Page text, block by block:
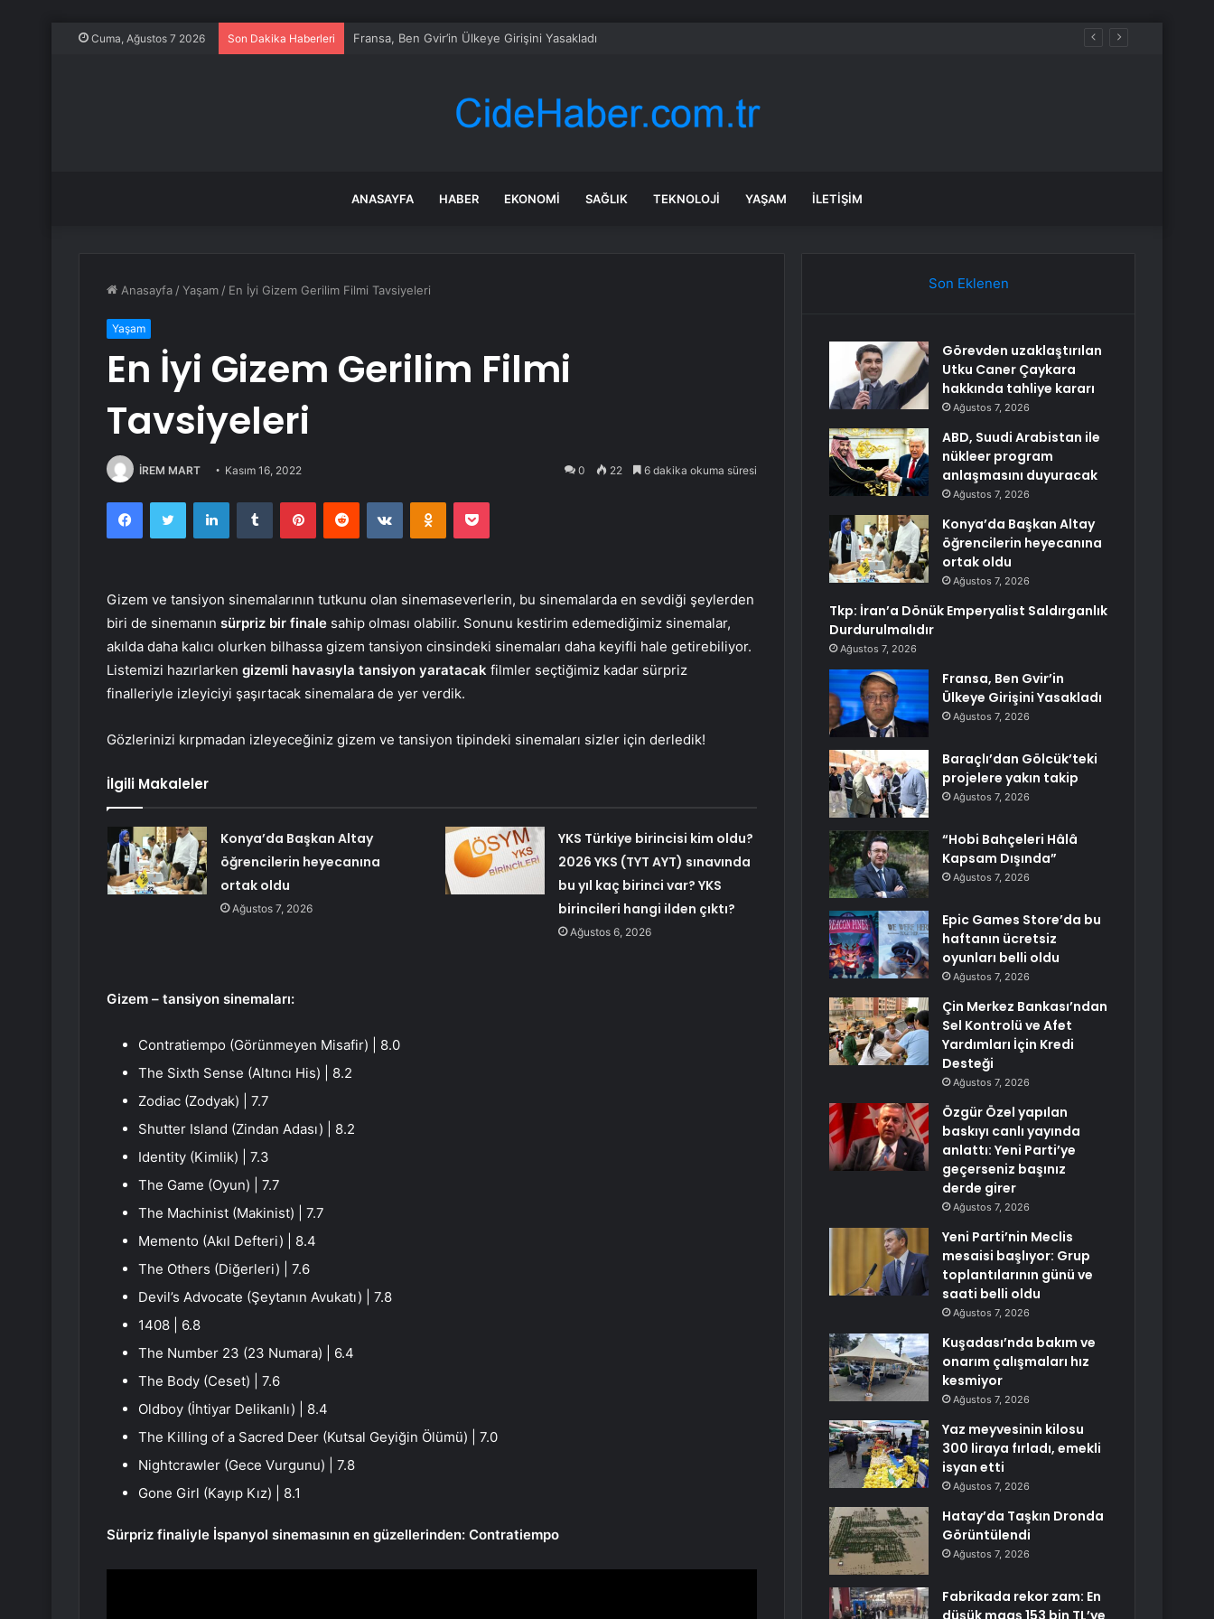
Cuma, Ağustos 7 2026 Son Dakika Haberleri Baraçlı’dan Gölcük’teki projelere yakın takip
ANASAYFA HABER EKONOMI SAĞLIK TEKNOLOJI YAŞAM İLETIŞIM
Anasayfa /Yaşam / En İyi Gizem Gerilim Filmi Tavsiyeleri
Yaşam
En İyi Gizem Gerilim Filmi
Tavsiyeleri
İREM MART Kasım 16, 2022 0 22 6 dakika okuma süresi
FacebookTwitter LinkedInTumblr PinterestReddit VKontakteOdnoklassniki
Pocket
Gizem ve tansiyon sinemalarının tutkunu olan sinemaseverlerin, bu sinemalarda en sevdiği şeylerden
biri de sinemanın sürpriz bir finale sahip olması olabilir. Sonunu kestirim edemediğimiz sinemalar,
akılda daha kalıcı olurken bilhassa gizem tansiyon cinsindeki sinemaları daha keyifli hale getirebiliyor.
Listemizi hazırlarken gizemli havasıyla tansiyon yaratacak filmler seçtiğimiz kadar sürpriz
finalleriyle izleyiciyi şaşırtacak sinemalara de yer verdik.
Gözlerinizi kırpmadan izleyeceğiniz gizem ve tansiyon tipindeki sinemaları sizler için derledik!
İlgili Makaleler
Konya’da Başkan Altay
öğrencilerin heyecanına
ortak oldu
Ağustos 7, 2026
YKS Türkiye birincisi kim oldu?
2026 YKS (TYT AYT) sınavında
bu yıl kaç birinci var? YKS
birincileri hangi ilden çıktı?
Ağustos 6, 2026
Gizem – tansiyon sinemaları:
Contratiempo (Görünmeyen Misafir) | 8.0
The Sixth Sense (Altıncı His) | 8.2
Zodiac (Zodyak) | 7.7
Shutter Island (Zindan Adası) | 8.2
Identity (Kimlik) | 7.3
The Game (Oyun) | 7.7
The Machinist (Makinist) | 7.7
Memento (Akıl Defteri) | 8.4
The Others (Diğerleri) | 7.6
Devil’s Advocate (Şeytanın Avukatı) | 7.8
1408 | 6.8
The Number 23 (23 Numara) | 6.4
The Body (Ceset) | 7.6
Oldboy (İhtiyar Delikanlı) | 8.4
The Killing of a Sacred Deer (Kutsal Geyiğin Ölümü) | 7.0
Nightcrawler (Gece Vurgunu) | 7.8
Gone Girl (Kayıp Kız) | 8.1
Sürpriz finaliyle İspanyol sinemasının en güzellerinden: Contratiempo
Son Eklenen
Görevden uzaklaştırılan
Utku Caner Çaykara
hakkında tahliye kararı
Ağustos 7, 2026
ABD, Suudi Arabistan ile
nükleer program
anlaşmasını duyuracak
Ağustos 7, 2026
Konya’da Başkan Altay
öğrencilerin heyecanına
ortak oldu
Ağustos 7, 2026
Tkp: İran’a Dönük Emperyalist Saldırganlık
Durdurulmalıdır
Ağustos 7, 2026
Fransa, Ben Gvir’in
Ülkeye Girişini Yasakladı
Ağustos 7, 2026
Baraçlı’dan Gölcük’teki
projelere yakın takip
Ağustos 7, 2026
“Hobi Bahçeleri Hâlâ
Kapsam Dışında”
Ağustos 7, 2026
Epic Games Store’da bu
haftanın ücretsiz
oyunları belli oldu
Ağustos 7, 2026
Çin Merkez Bankası’ndan
Sel Kontrolü ve Afet
Yardımları İçin Kredi
Desteği
Ağustos 7, 2026
Özgür Özel yapılan
baskıyı canlı yayında
anlattı: Yeni Parti’ye
geçerseniz başınız
derde girer
Ağustos 7, 2026
Yeni Parti’nin Meclis
mesaisi başlıyor: Grup
toplantılarının günü ve
saati belli oldu
Ağustos 7, 2026
Kuşadası’nda bakım ve
onarım çalışmaları hız
kesmiyor
Ağustos 7, 2026
Yaz meyvesinin kilosu
300 liraya fırladı, emekli
isyan etti
Ağustos 7, 2026
Hatay’da Taşkın Dronda
Görüntülendi
Ağustos 7, 2026
Fabrikada rekor zam: En
düşük maaş 153 bin TL’ye